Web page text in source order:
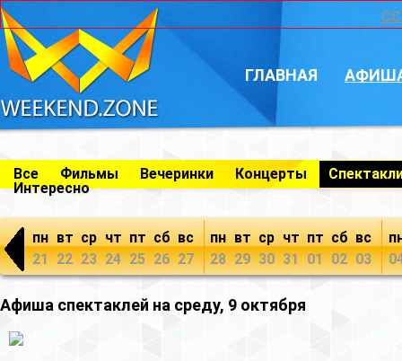
ГЛАВНАЯ
Все Фильмы Вечеринки Концерты
Интересно
пн
21
вт
22
ср
23
чт
24
пт
25
сб
26
вс
27
пн
28
вт
29
ср
30
чт
31
пт
01
сб
02
вс
03
Афиша спектаклей на среду, 9 октября